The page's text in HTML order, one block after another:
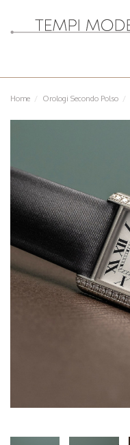
Home Orologi Secondo Polso